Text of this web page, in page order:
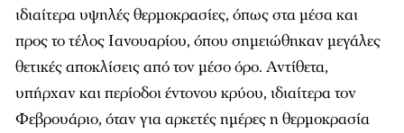
ιδιαίτερα υψηλές θερμοκρασίες, όπως στα μέσα και
προς το τέλος Ιανουαρίου, όπου σημειώθηκαν μεγάλες
θετικές αποκλίσεις από τον μέσο όρο. Αντίθετα,
υπήρχαν και περίοδοι έντονου κρύου, ιδιαίτερα τον
Φεβρουάριο, όταν για αρκετές ημέρες η θερμοκρασία